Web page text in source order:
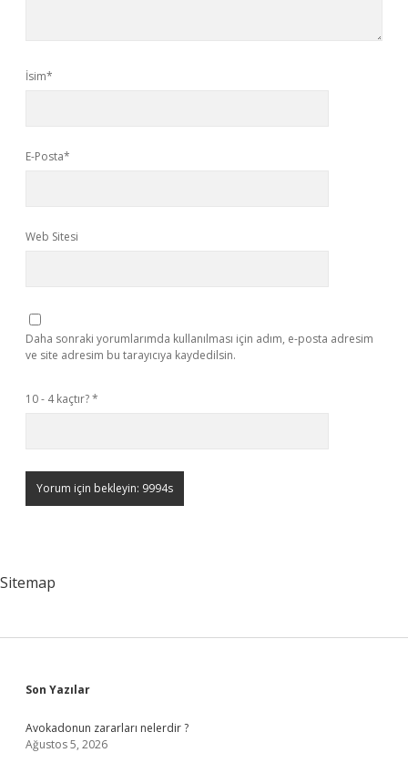
İsim*
E-Posta*
Web Sitesi
Daha sonraki yorumlarımda kullanılması için adım, e-posta adresim
ve site adresim bu tarayıcıya kaydedilsin.
10 - 4 kaçtır?*
Sitemap
Sidebar
Son Yazılar
Avokadonun zararları nelerdir ?
Ağustos 5, 2026